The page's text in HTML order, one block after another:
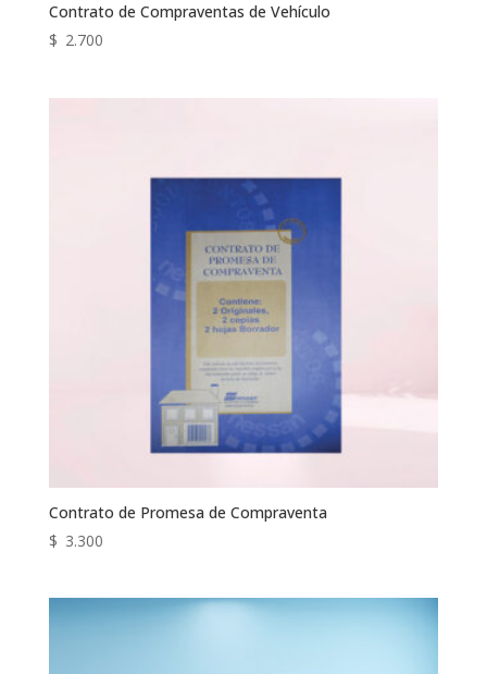
Contrato de Compraventas de Vehículo
$ 2.700
Contrato de Promesa de Compraventa
$ 3.300